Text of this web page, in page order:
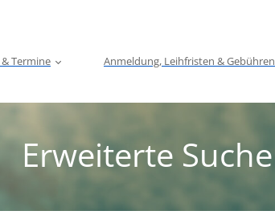
Termine Anmeldung, Leihfristen & Gebühren
Erweiterte Suche